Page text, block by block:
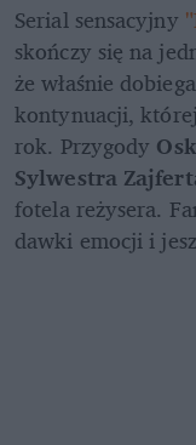
Serial sensacyjny
skończy się na
że właśnie
kontynuacji,
rok. Przygody
Sylwestra
fotela reżysera.
dawki emocji i